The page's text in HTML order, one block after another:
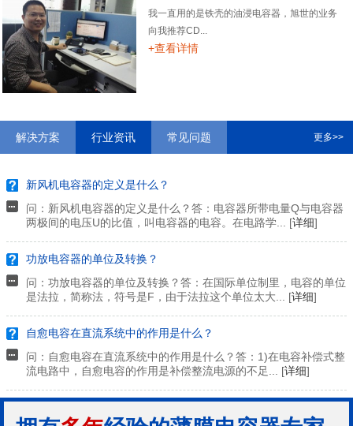
我一直用的是铁壳的油浸电容器，旭世的业务
向我推荐CD...
+查看详情
解决方案 行业资讯 常见问题 更多>>
新风机电容器的定义是什么？
问：新风机电容器的定义是什么？答：电容器所带电量Q与电容器
两极间的电压U的比值，叫电容器的电容。在电路学... [详细]
功放电容器的单位及转换？
问：功放电容器的单位及转换？答：在国际单位制里，电容的单位
是法拉，简称法，符号是F，由于法拉这个单位太大... [详细]
自愈电容在直流系统中的作用是什么？
问：自愈电容在直流系统中的作用是什么？答：1)在电容补偿式整
流电路中，自愈电容的作用是补偿整流电源的不足... [详细]